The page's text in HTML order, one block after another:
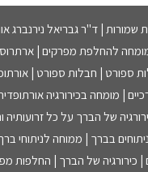
שמורות | ד"ר גבריאל נירנברג
להחלפת מפרקים |
ספורט | חבלות ספורט |
| מומחה בכירורגיה
של הברך על כל זרועותיה
בברך | ממוחה לניתוחי
| כירורגיה של הברך | החלפות